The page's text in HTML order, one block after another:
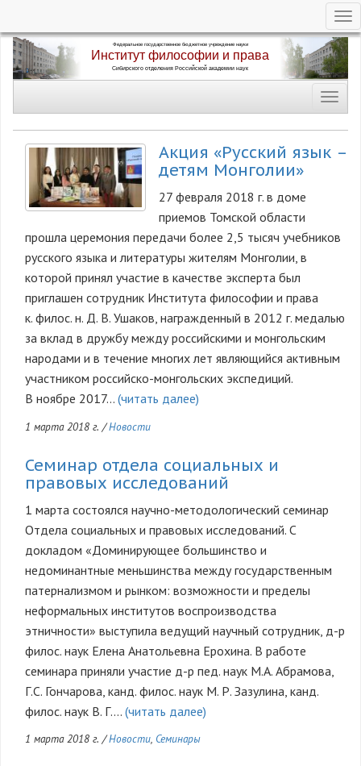
Перейти
Акция «Русский язык –
детям Монголии»
27 февраля 2018 г. в доме
приемов Томской области
прошла церемония передачи более 2,5 тысяч учебников
русского языка и литературы жителям Монголии, в
которой принял участие в качестве эксперта был
приглашен сотрудник Института философии и права
к. филос. н. Д. В. Ушаков, награжденный в 2012 г. медалью
за вклад в дружбу между российскими и монгольским
народами и в течение многих лет являющийся активным
участником российско-монгольских экспедиций.
В ноябре 2017… (читать далее)
1 марта 2018 г. /Новости
Семинар отдела социальных и
правовых исследований
1 марта состоялся научно-методологический семинар
Отдела социальных и правовых исследований. С
докладом «Доминирующее большинство и
недоминантные меньшинства между государственным
патернализмом и рынком: возможности и пределы
неформальных институтов воспроизводства
этничности» выступила ведущий научный сотрудник, д-р
филос. наук Елена Анатольевна Ерохина. В работе
семинара приняли участие д-р пед. наук М.А. Абрамова,
Г.С. Гончарова, канд. филос. наук М. Р. Зазулина, канд.
филос. наук В. Г.… (читать далее)
1 марта 2018 г. /Новости, Семинары